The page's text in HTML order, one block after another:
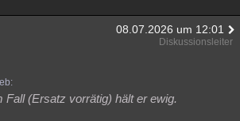
08.07.2026 um 12:01
Diskussionsleiter
Fall (Ersatz vorrätig) hält er ewig.